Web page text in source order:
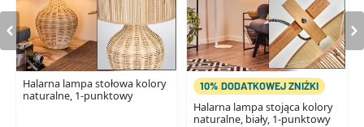
Halarna lampa stołowa kolory
naturalne, 1-punktowy
10% DODATKOWEJ ZNIŻKI
Halarna lampa stojąca kolory
naturalne, biały, 1-punktowy